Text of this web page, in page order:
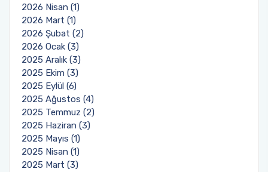
2026 Nisan (1)
2026 Mart (1)
2026 Şubat (2)
2026 Ocak (3)
2025 Aralık (3)
2025 Ekim (3)
2025 Eylül (6)
2025 Ağustos (4)
2025 Temmuz (2)
2025 Haziran (3)
2025 Mayıs (1)
2025 Nisan (1)
2025 Mart (3)